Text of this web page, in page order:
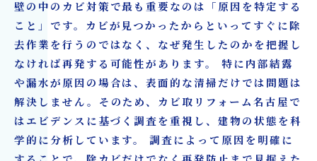
壁の中のカビ対策で最も重要なのは「原因を特定する
こと」です。カビが見つかったからといってすぐに除
去作業を行うのではなく、なぜ発生したのかを把握し
なければ再発する可能性があります。 特に内部結露
や漏水が原因の場合は、表面的な清掃だけでは問題は
解決しません。そのため、カビ取リフォーム名古屋で
はエビデンスに基づく調査を重視し、建物の状態を科
学的に分析しています。 調査によって原因を明確に